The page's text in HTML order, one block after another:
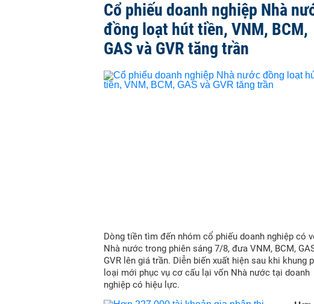
Cổ phiếu doanh nghiệp Nhà
đồng loạt hút tiền, VNM, BCM,
GAS và GVR tăng trần
Dòng tiền tìm đến nhóm cổ phiếu doanh nghiệp có
Nhà nước trong phiên sáng 7/8, đưa VNM, BCM,
GVR lên giá trần. Diễn biến xuất hiện sau khi khung
loại mới phục vụ cơ cấu lại vốn Nhà nước tại doanh
nghiệp có hiệu lực.